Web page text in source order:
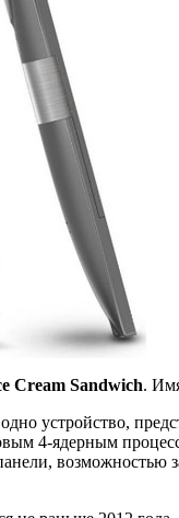
Cream Sandwich.
устройство,
4-ядерным
возможностью